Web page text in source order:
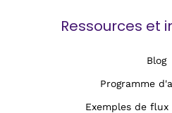
Ressources et
Blog
Programme
Exemples de